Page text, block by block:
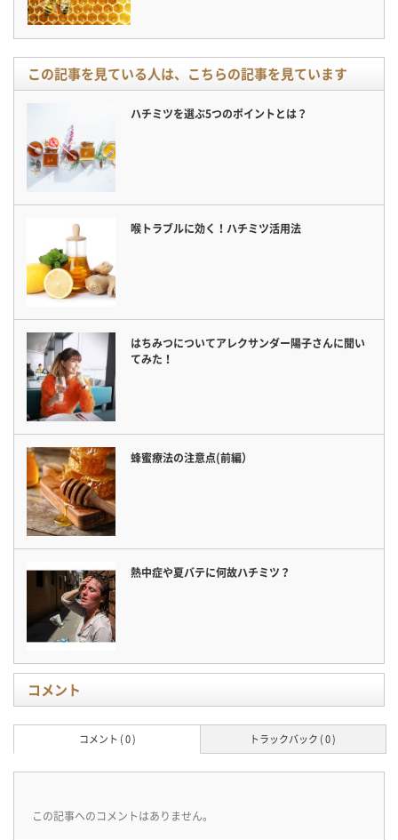
この記事を見ている人は、こちらの記事を見ています
ハチミツを選ぶ5つのポイントとは？
喉トラブルに効く！ハチミツ活用法
はちみつについてアレクサンダー陽子さんに聞い
てみた！
蜂蜜療法の注意点(前編）
熱中症や夏バテに何故ハチミツ？
コメント
トラックバック ( 0 )
コメント ( 0 )
この記事へのコメントはありません。